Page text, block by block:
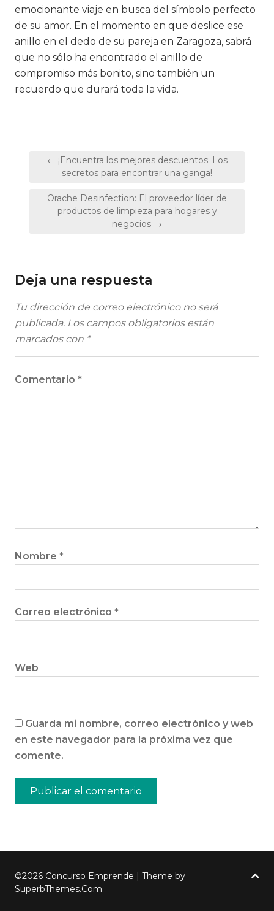
emocionante viaje en busca del símbolo perfecto
de su amor. En el momento en que deslice ese
anillo en el dedo de su pareja en Zaragoza, sabrá
que no sólo ha encontrado el anillo de
compromiso más bonito, sino también un
recuerdo que durará toda la vida.
Navegación
← ¡Encuentra los mejores descuentos: Los
secretos para encontrar una ganga!
Orache Desinfection: El proveedor líder de
productos de limpieza para hogares y
negocios →
Deja una respuesta
Tu dirección de correo electrónico no será
publicada. Los campos obligatorios están
marcados con *
Comentario *
Nombre *
Correo electrónico *
Web
Guarda mi nombre, correo electrónico y web
en este navegador para la próxima vez que
comente.
©2026 Concurso Emprende | Theme by
SuperbThemes.Com